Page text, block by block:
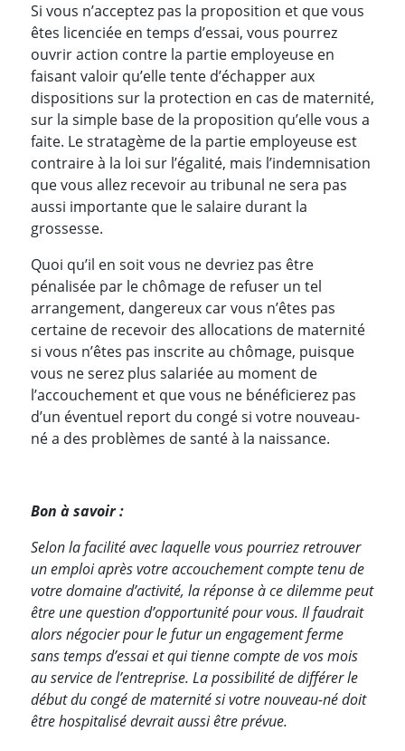
Si vous n’acceptez pas la proposition et que vous
êtes licenciée en temps d’essai, vous pourrez
ouvrir action contre la partie employeuse en
faisant valoir qu’elle tente d’échapper aux
dispositions sur la protection en cas de maternité,
sur la simple base de la proposition qu’elle vous a
faite. Le stratagème de la partie employeuse est
contraire à la loi sur l’égalité, mais l’indemnisation
que vous allez recevoir au tribunal ne sera pas
aussi importante que le salaire durant la
grossesse.
Quoi qu’il en soit vous ne devriez pas être
pénalisée par le chômage de refuser un tel
arrangement, dangereux car vous n’êtes pas
certaine de recevoir des allocations de maternité
si vous n’êtes pas inscrite au chômage, puisque
vous ne serez plus salariée au moment de
l’accouchement et que vous ne bénéficierez pas
d’un éventuel report du congé si votre nouveau-
né a des problèmes de santé à la naissance.
Bon à savoir :
Selon la facilité avec laquelle vous pourriez retrouver
un emploi après votre accouchement compte tenu de
votre domaine d’activité, la réponse à ce dilemme peut
être une question d’opportunité pour vous. Il faudrait
alors négocier pour le futur un engagement ferme
sans temps d’essai et qui tienne compte de vos mois
au service de l’entreprise. La possibilité de différer le
début du congé de maternité si votre nouveau-né doit
être hospitalisé devrait aussi être prévue.